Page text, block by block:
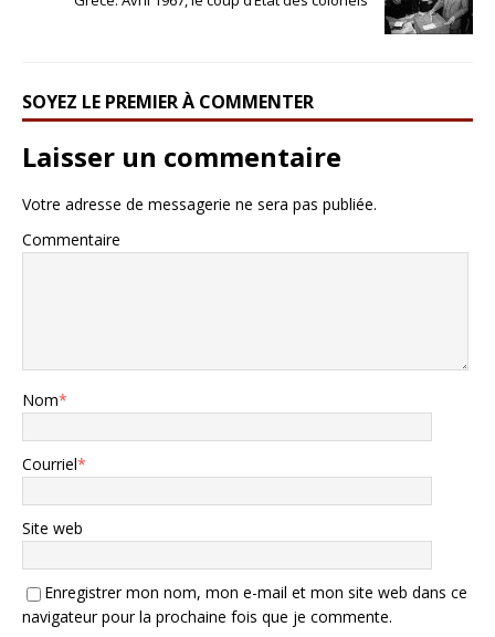
SOYEZ LE PREMIER À COMMENTER
Laisser un commentaire
Votre adresse de messagerie ne sera pas publiée.
Commentaire
Nom*
Courriel*
Site web
Enregistrer mon nom, mon e-mail et mon site web dans ce
navigateur pour la prochaine fois que je commente.